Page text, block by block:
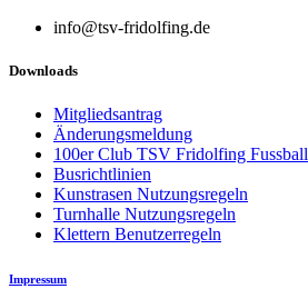
info@tsv-fridolfing.de
Downloads
Mitgliedsantrag
Änderungsmeldung
100er Club TSV Fridolfing Fussball
Busrichtlinien
Kunstrasen Nutzungsregeln
Turnhalle Nutzungsregeln
Klettern Benutzerregeln
Impressum